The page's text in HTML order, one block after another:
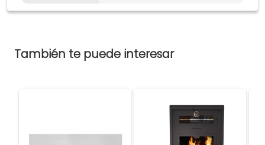
También te puede interesar